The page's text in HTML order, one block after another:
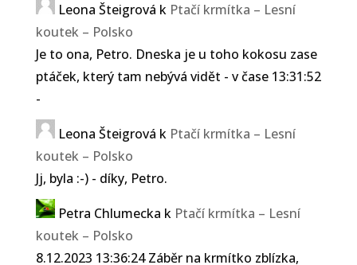
Leona Šteigrová k Ptačí krmítka – Lesní
koutek – Polsko
Je to ona, Petro. Dneska je u toho kokosu zase
ptáček, který tam nebývá vidět - v čase 13:31:52
-
Leona Šteigrová k Ptačí krmítka – Lesní
koutek – Polsko
Jj, byla :-) - díky, Petro.
Petra Chlumecka k Ptačí krmítka – Lesní
koutek – Polsko
8.12.2023 13:36:24 Záběr na krmítko zblízka,